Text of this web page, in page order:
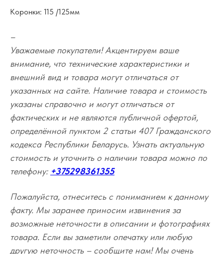
Коронки: 115 /125мм
–
Уважаемые покупатели! Акцентируем ваше
внимание, что технические характеристики и
внешний вид и товара могут отличаться от
указанных на сайте. Наличие товара и стоимость
указаны справочно и могут отличаться от
фактических и не являются публичной офертой,
определённой пунктом 2 статьи 407 Гражданского
кодекса Республики Беларусь. Узнать актуальную
стоимость и уточнить о наличии товара можно по
телефону: +375298361355
Пожалуйста, отнеситесь с пониманием к данному
факту. Мы заранее приносим извинения за
возможные неточности в описании и фотографиях
товара. Если вы заметили опечатку или любую
другую неточность – сообщите нам! Мы очень